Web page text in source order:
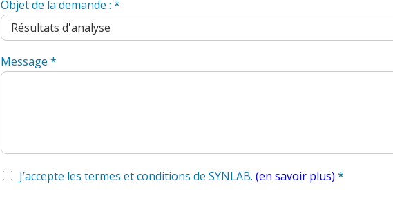
S
t
a
t
e
Objet de la demande :*
Message*
J’accepte les termes et conditions de SYNLAB.(en savoir plus) *